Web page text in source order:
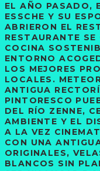
EL AÑO PASADO,
ESSCHE Y SU
ABRIERON EL
RESTAURANTE
COCINA
ENTORNO
LOS MEJORES
LOCALES.
ANTIGUA
PINTORESCO
DEL RÍO ZENNE,
AMBIENTE Y EL
A LA VEZ
CON UNA
ORIGINALES,
BLANCOS SIN